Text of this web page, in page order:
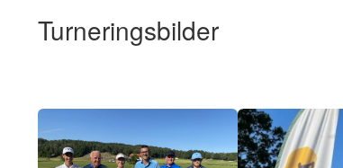
Turneringsbilder